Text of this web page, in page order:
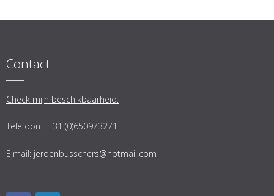
Contact
Check mijn beschikbaarheid.
Telefoon : +31 (0)650973271
E.mail: jeroenbusschers@hotmail.com